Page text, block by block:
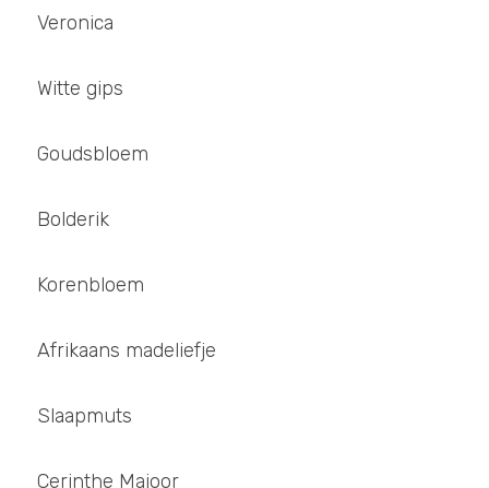
Veronica
Witte gips
Goudsbloem
Bolderik
Korenbloem
Afrikaans madeliefje
Slaapmuts
Cerinthe Majoor